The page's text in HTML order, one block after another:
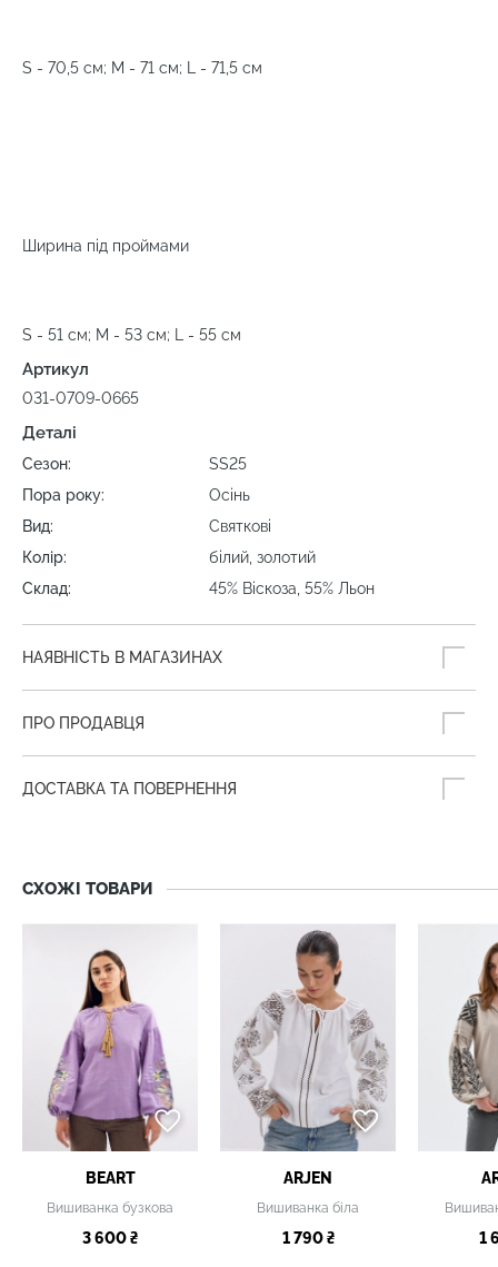
S - 70,5 см; M - 71 см; L - 71,5 см
Ширина під проймами
S - 51 см; M - 53 см; L - 55 см
Артикул
031-0709-0665
Деталі
Сезон:
SS25
Пора року:
Осінь
Вид:
Святкові
Колір:
білий, золотий
Склад:
45% Віскоза, 55% Льон
НАЯВНІСТЬ В МАГАЗИНАХ
ПРО ПРОДАВЦЯ
ДОСТАВКА ТА ПОВЕРНЕННЯ
СХОЖІ ТОВАРИ
BEART
Вишиванка бузкова
3 600 ₴
ARJEN
Вишиванка біла
1 790 ₴ 1